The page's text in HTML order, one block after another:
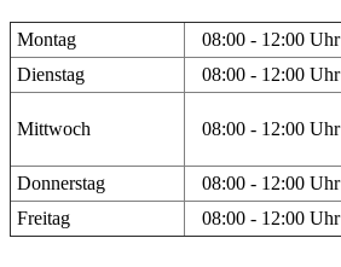
Montag 08:00 - 12:00 Uhr
Dienstag
08:00 - 12:00 Uhr
Mittwoch 08:00 - 12:00 Uhr
Donnerstag 08:00 - 12:00 Uhr
Freitag
08:00 - 12:00 Uhr